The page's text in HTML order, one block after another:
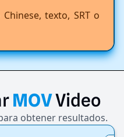
texto, SRT o
MOVVideo
obtener resultados.